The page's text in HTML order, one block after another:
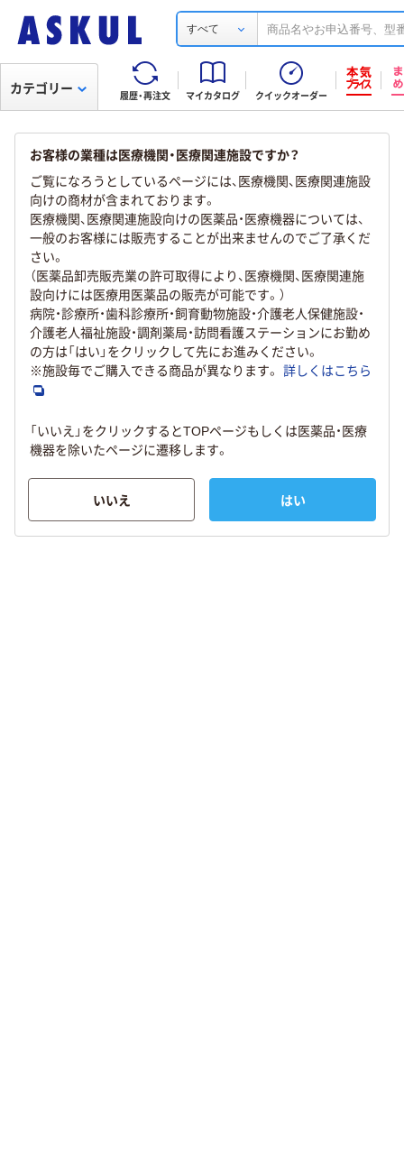
すべて
履歴・再注文 マイカタログ クイックオーダー
カテゴリー
お客様の業種は医療機関・医療関連施設ですか？
ご覧になろうとしているページには、医療機関、医療関連施設
向けの商材が含まれております。
医療機関、医療関連施設向けの医薬品・医療機器については、
一般のお客様には販売することが出来ませんのでご了承くだ
さい。
（医薬品卸売販売業の許可取得により、医療機関、医療関連施
設向けには医療用医薬品の販売が可能です。）
病院・診療所・歯科診療所・飼育動物施設・介護老人保健施設・
介護老人福祉施設・調剤薬局・訪問看護ステーションにお勤め
の方は「はい」をクリックして先にお進みください。
※施設毎でご購入できる商品が異なります。 詳しくはこちら
「いいえ」をクリックするとTOPページもしくは医薬品・医療
機器を除いたページに遷移します。
いいえ はい